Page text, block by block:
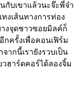
บเขาแล้วนะจ๊ะพี่จ๋า
งเส้นทางการท่อง
งจุดชาวซอยมิลค์ก็
กครั้งเพื่อคอนเฟิร์ม
ากนี้เรายังรวบเป็น
ฮาร์ดคอร์ได้ลองจิ้ม